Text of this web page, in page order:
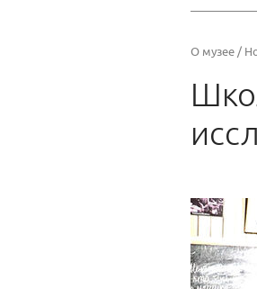
О музее/